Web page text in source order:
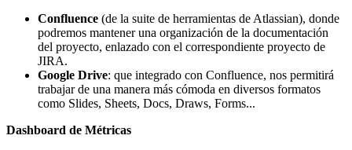
Confluence (de la suite de herramientas de Atlassian), donde
podremos mantener una organización de la documentación
del proyecto, enlazado con el correspondiente proyecto de
JIRA.
Google Drive: que integrado con Confluence, nos permitirá
trabajar de una manera más cómoda en diversos formatos
como Slides, Sheets, Docs, Draws, Forms...
Dashboard de Métricas